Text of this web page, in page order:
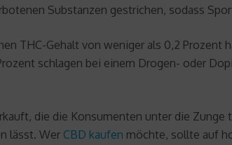
Substanzen gestrichen, sodass
THC-Gehalt von weniger als 0,2
schlagen bei einem Drogen- oder
die die Konsumenten unter die
lässt. Wer CBD kaufen möchte, sollte auf